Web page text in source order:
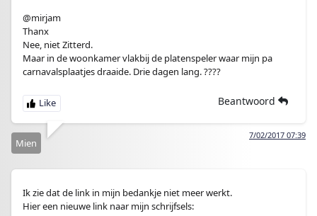
@mirjam
Thanx
Nee, niet Zitterd.
Maar in de woonkamer vlakbij de platenspeler waar mijn pa
carnavalsplaatjes draaide. Drie dagen lang. ????
Beantwoord
7/02/2017 07:39
Mien
Ik zie dat de link in mijn bedankje niet meer werkt.
Hier een nieuwe link naar mijn schrijfsels: